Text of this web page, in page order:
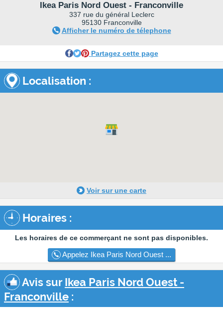
Ikea Paris Nord Ouest - Franconville
337 rue du général Leclerc
95130 Franconville
Afficher le numéro de télephone
Partagez cette page
Localisation :
Voir sur une carte
Horaires :
Les horaires de ce commerçant ne sont pas disponibles.
Appelez Ikea Paris Nord Ouest ...
Avis surIkea Paris Nord Ouest -
Franconville :